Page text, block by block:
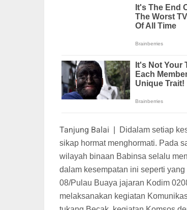
Tanjung Balai
Didalam setiap
sikap hormat menghormati. Pada
wilayah binaan Babinsa selalu
dalam kesempatan ini seperti
08/Pulau Buaya jajaran Kodim
melaksanakan kegiatan